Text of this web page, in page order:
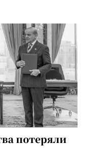
потеряли